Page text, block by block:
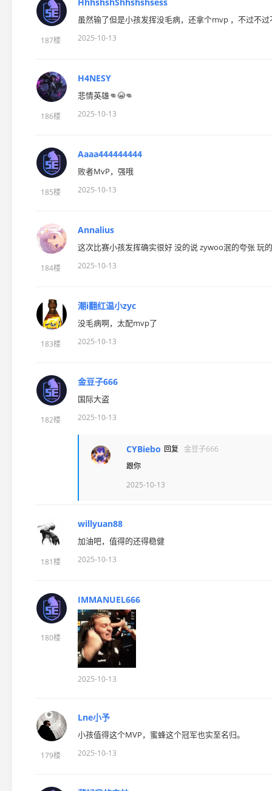
187楼
虽然输了但是小孩发挥没毛病，还拿个mvp ，不过不
2025-10-13
186楼
H4NESY
悲情英雄👊😭👊
2025-10-13
185楼
Aaaa444444444
败者MvP，强哦
2025-10-13
184楼
Annalius
这次比赛小孩发挥确实很好 没的说 zywoo泯的夸张 玩
2025-10-13
183楼
潮i翻红温小zyc
没毛病啊，太配mvp了
2025-10-13
182楼
金豆子666
国际大盗
2025-10-13
CYBiebo 回复 金豆子666
跟你
2025-10-13
181楼
willyuan88
加油吧，值得的还得稳健
2025-10-13
180楼
IMMANUEL666
2025-10-13
179楼
Lne小予
小孩值得这个MVP，蜜蜂这个冠军也实至名归。
2025-10-13